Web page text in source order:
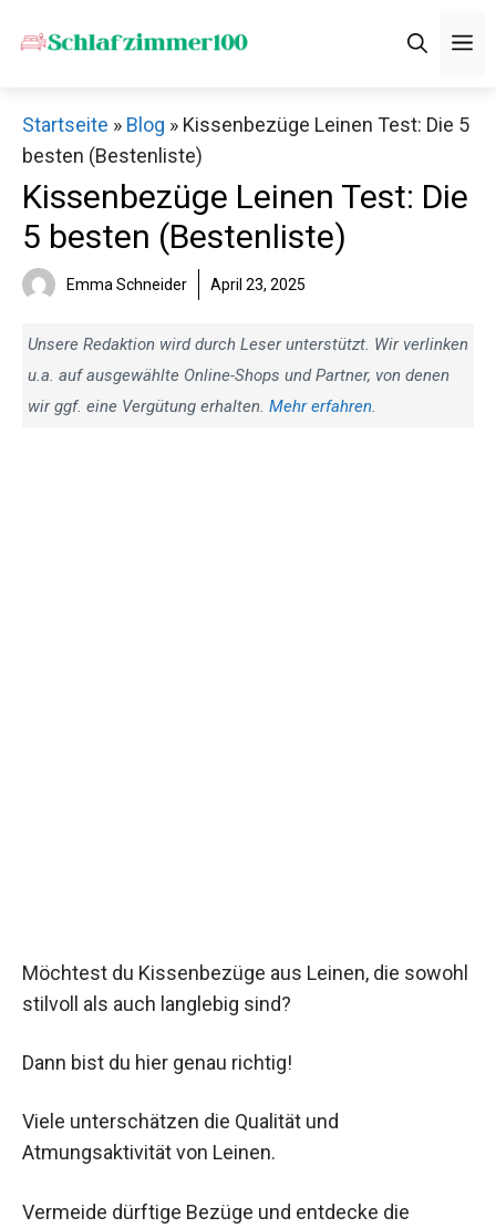
Inhalt
Startseite » Blog » Kissenbezüge Leinen Test: Die 5
besten (Bestenliste)
Kissenbezüge Leinen Test: Die
5 besten (Bestenliste)
Emma Schneider April 23, 2025
Unsere Redaktion wird durch Leser unterstützt. Wir verlinken
u.a. auf ausgewählte Online-Shops und Partner, von denen
wir ggf. eine Vergütung erhalten. Mehr erfahren.
Möchtest du Kissenbezüge aus Leinen, die sowohl
stilvoll als auch langlebig sind?
Dann bist du hier genau richtig!
Viele unterschätzen die Qualität und
Atmungsaktivität von Leinen.
Vermeide dürftige Bezüge und entdecke die